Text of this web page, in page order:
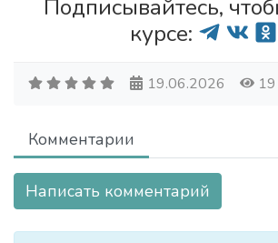
Подписывайтесь,
курсе:
19.06.2026
Комментарии
Написать комментарий